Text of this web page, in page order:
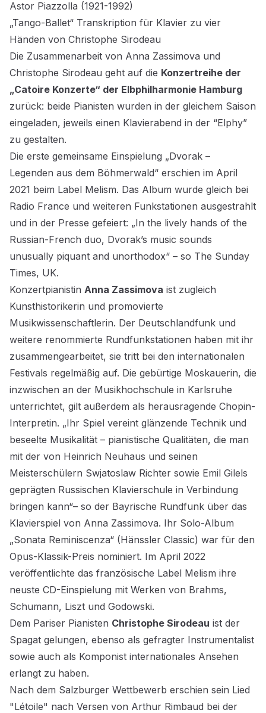
Astor Piazzolla (1921-1992)
„Tango-Ballet“ Transkription für Klavier zu vier
Händen von Christophe Sirodeau
Die Zusammenarbeit von Anna Zassimova und
Christophe Sirodeau geht auf die Konzertreihe der
„Catoire Konzerte“ der Elbphilharmonie Hamburg
zurück: beide Pianisten wurden in der gleichem Saison
eingeladen, jeweils einen Klavierabend in der “Elphy”
zu gestalten.
Die erste gemeinsame Einspielung „Dvorak –
Legenden aus dem Böhmerwald“ erschien im April
2021 beim Label Melism. Das Album wurde gleich bei
Radio France und weiteren Funkstationen ausgestrahlt
und in der Presse gefeiert: „In the lively hands of the
Russian-French duo, Dvorak’s music sounds
unusually piquant and unorthodox“ – so The Sunday
Times, UK.
Konzertpianistin Anna Zassimova ist zugleich
Kunsthistorikerin und promovierte
Musikwissenschaftlerin. Der Deutschlandfunk und
weitere renommierte Rundfunkstationen haben mit ihr
zusammengearbeitet, sie tritt bei den internationalen
Festivals regelmäßig auf. Die gebürtige Moskauerin, die
inzwischen an der Musikhochschule in Karlsruhe
unterrichtet, gilt außerdem als herausragende Chopin-
Interpretin. „Ihr Spiel vereint glänzende Technik und
beseelte Musikalität – pianistische Qualitäten, die man
mit der von Heinrich Neuhaus und seinen
Meisterschülern Swjatoslaw Richter sowie Emil Gilels
geprägten Russischen Klavierschule in Verbindung
bringen kann“– so der Bayrische Rundfunk über das
Klavierspiel von Anna Zassimova. Ihr Solo-Album
„Sonata Reminiscenza“ (Hänssler Classic) war für den
Opus-Klassik-Preis nominiert. Im April 2022
veröffentlichte das französische Label Melism ihre
neuste CD-Einspielung mit Werken von Brahms,
Schumann, Liszt und Godowski.
Dem Pariser Pianisten Christophe Sirodeau ist der
Spagat gelungen, ebenso als gefragter Instrumentalist
sowie auch als Komponist internationales Ansehen
erlangt zu haben.
Nach dem Salzburger Wettbewerb erschien sein Lied
"Létoile" nach Versen von Arthur Rimbaud bei der